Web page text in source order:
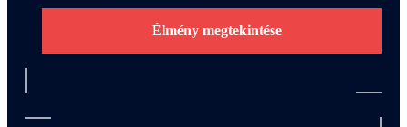
Élmény megtekintése